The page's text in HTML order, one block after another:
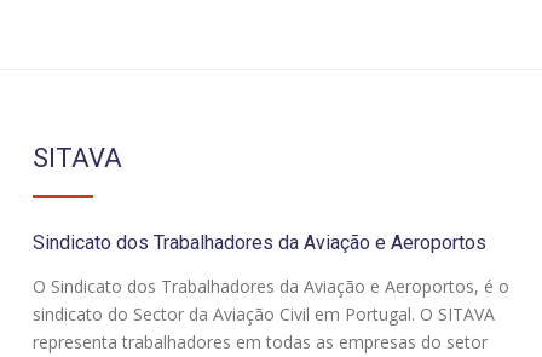
SITAVA
Sindicato dos Trabalhadores da Aviação e Aeroportos
O Sindicato dos Trabalhadores da Aviação e Aeroportos, é o
sindicato do Sector da Aviação Civil em Portugal. O SITAVA
representa trabalhadores em todas as empresas do setor